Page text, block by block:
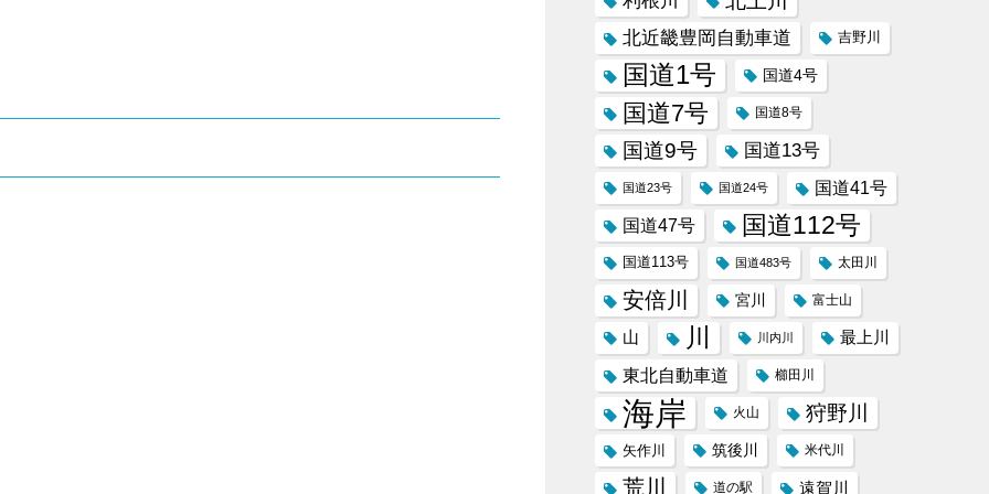
北近畿豊岡自動車道 吉野川
国道1号 国道4号
国道7号 国道8号
国道9号 国道13号
国道23号 国道24号 国道41号
国道47号 国道112号
国道113号 国道483号 太田川
安倍川 宮川 富士山
山 川 川内川 最上川
東北自動車道 櫛田川
海岸 火山 狩野川
矢作川 筑後川 米代川
荒川 道の駅 遠賀川